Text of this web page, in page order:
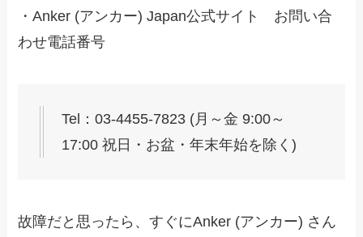
・Anker (アンカー) Japan公式サイト お問い合
わせ電話番号
Tel：03-4455-7823 (月～金 9:00～
17:00 祝日・お盆・年末年始を除く)
故障だと思ったら、すぐにAnker (アンカー) さん